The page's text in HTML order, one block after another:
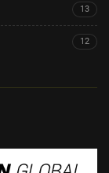
13
12